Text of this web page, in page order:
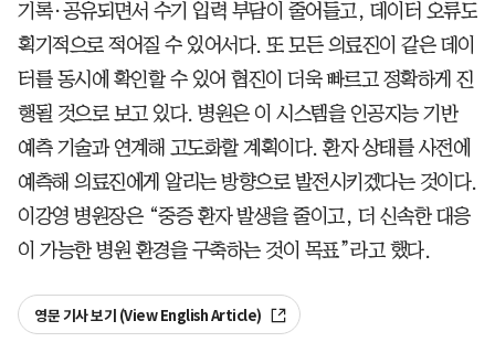
기록·공유되면서 수기 입력 부담이 줄어들고, 데이터 오류도
획기적으로 적어질 수 있어서다. 또 모든 의료진이 같은 데이
터를 동시에 확인할 수 있어 협진이 더욱 빠르고 정확하게 진
행될 것으로 보고 있다. 병원은 이 시스템을 인공지능 기반
예측 기술과 연계해 고도화할 계획이다. 환자 상태를 사전에
예측해 의료진에게 알리는 방향으로 발전시키겠다는 것이다.
이강영 병원장은 “중증 환자 발생을 줄이고, 더 신속한 대응
이 가능한 병원 환경을 구축하는 것이 목표”라고 했다.
영문 기사 보기 (View English Article)